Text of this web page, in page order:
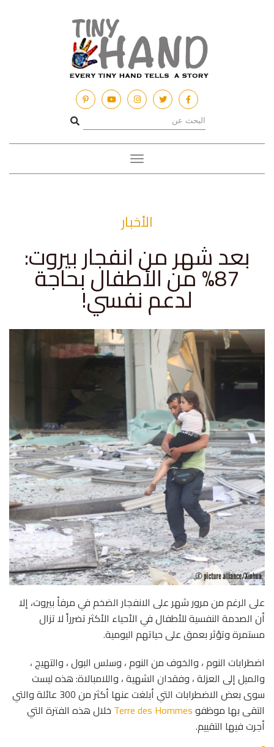
Toggle
navigation
الأخبار
بعد شهر من انفجار بيروت:
87% من الأطفال بحاجة
لدعم نفسي!
على الرغم من مرور شهر على الانفجار الضخم في مرفأ بيروت، إلا
أن الصدمة النفسية للأطفال في الأحياء الأكثر تضرراً لا تزال
مستمرة وتؤثر بعمق على حياتهم اليومية.
اضطرابات النوم ، والخوف من النوم ، وسلس البول ، والتهيج ،
والميل إلى العزلة ، وفقدان الشهية ، واللامبالاة: هذه ليست
سوى بعض الاضطرابات التي أبلغت عنها أكثر من 300 عائلة والتي
التقى بها موظفوTerre des Hommes خلال هذه الفترة التي
أجرت فيها التقييم.